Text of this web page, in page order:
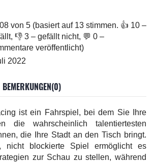
von 5 (basiert auf 13 stimmen. 👍 10 –
👎 3 – gefällt nicht, 💬 0 –
veröffentlicht)
2022
BEMERKUNGEN(0)
ist ein Fahrspiel, bei dem Sie Ihre
die wahrscheinlich talentiertesten
die Ihre Stadt an den Tisch bringt.
nicht blockierte Spiel ermöglicht es
zur Schau zu stellen, während